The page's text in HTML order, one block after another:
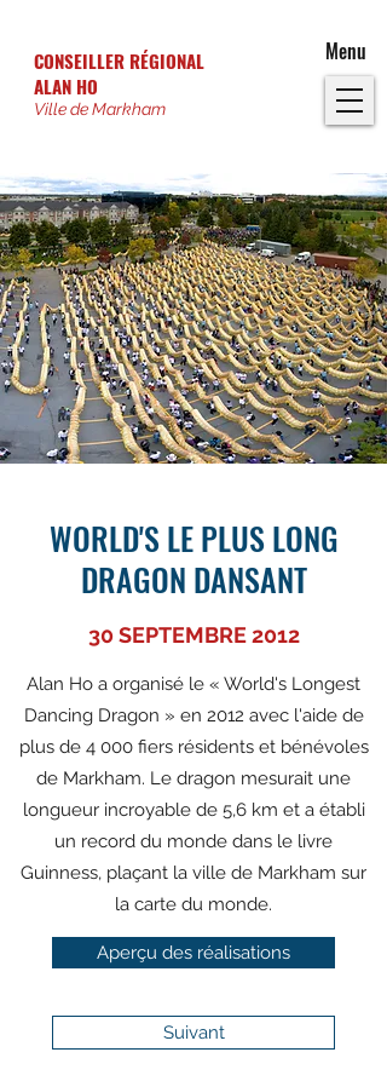
Ville de Markham
Menu
CONSEILLER RÉGIONAL
ALAN HO
WORLD'S LE PLUS LONG
DRAGON DANSANT
30 SEPTEMBRE 2012
Alan Ho a organisé le « World's Longest
Dancing Dragon » en 2012 avec l'aide de
plus de 4 000 fiers résidents et bénévoles
de Markham. Le dragon mesurait une
longueur incroyable de 5,6 km et a établi
un record du monde dans le livre
Guinness, plaçant la ville de Markham sur
la carte du monde.
Aperçu des réalisations
Suivant